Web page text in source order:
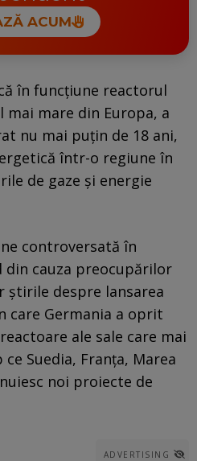
ACUM
în funcţiune reactorul
mai mare din Europa, a
nu mai puţin de 18 ani,
într-o regiune în
de gaze şi energie
controversată în
cauza preocupărilor
ştirile despre lansarea
care Germania a oprit
ale sale care mai
Suedia, Franţa, Marea
noi proiecte de
ADVERTISING